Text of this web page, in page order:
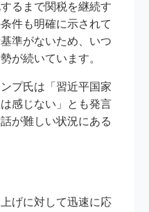
るまで関税を継続す
件も明確に示されて
準がないため、いつ
が続いています。
プ氏は「習近平国家
感じない」とも発言
が難しい状況にある
げに対して迅速に応